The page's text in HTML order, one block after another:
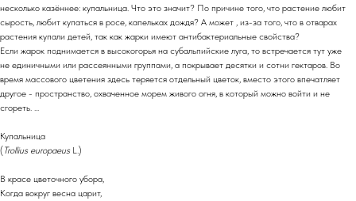
несколько казённее: купальница. Что это значит? По причине того, что растение любит
сырость, любит купаться в росе, капельках дождя? А может , из-за того, что в отварах
растения купали детей, так как жарки имеют антибактериальные свойства?
Если жарок поднимается в высокогорья на субальпийские луга, то встречается тут уже
не единичными или рассеянными группами, а покрывает десятки и сотни гектаров. Во
время массового цветения здесь теряется отдельный цветок, вместо этого впечатляет
другое - пространство, охваченное морем живого огня, в который можно войти и не
сгореть. ...
Купальница
( Trollius europaeusL.)
В красе цветочного убора,
Когда вокруг весна царит,